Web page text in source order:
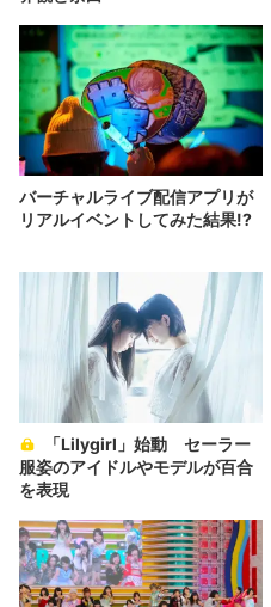
バーチャルライブ配信アプリが
リアルイベントしてみた結果!?
服姿のアイドルやモデルが百合
を表現